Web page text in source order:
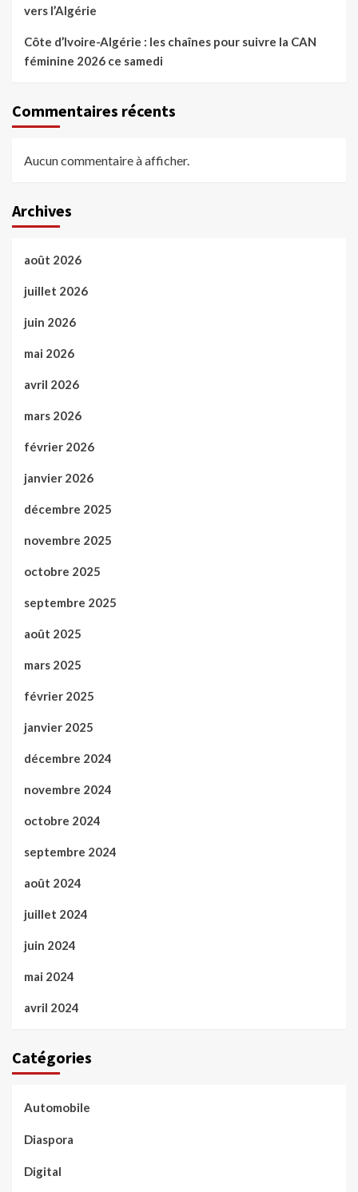
vers l’Algérie
Côte d’Ivoire-Algérie : les chaînes pour suivre la CAN
féminine 2026 ce samedi
Commentaires récents
Aucun commentaire à afficher.
Archives
août 2026
juillet 2026
juin 2026
mai 2026
avril 2026
mars 2026
février 2026
janvier 2026
décembre 2025
novembre 2025
octobre 2025
septembre 2025
août 2025
mars 2025
février 2025
janvier 2025
décembre 2024
novembre 2024
octobre 2024
septembre 2024
août 2024
juillet 2024
juin 2024
mai 2024
avril 2024
Catégories
Automobile
Diaspora
Digital